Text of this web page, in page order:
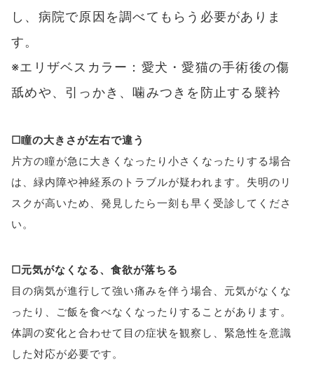
し、病院で原因を調べてもらう必要がありま
す。
※エリザベスカラー：愛犬・愛猫の手術後の傷
舐めや、引っかき、噛みつきを防止する襞衿
☐瞳の大きさが左右で違う
片方の瞳が急に大きくなったり小さくなったりする場合
は、緑内障や神経系のトラブルが疑われます。失明のリ
スクが高いため、発見したら一刻も早く受診してくださ
い。
☐元気がなくなる、食欲が落ちる
目の病気が進行して強い痛みを伴う場合、元気がなくな
ったり、ご飯を食べなくなったりすることがあります。
体調の変化と合わせて目の症状を観察し、緊急性を意識
した対応が必要です。